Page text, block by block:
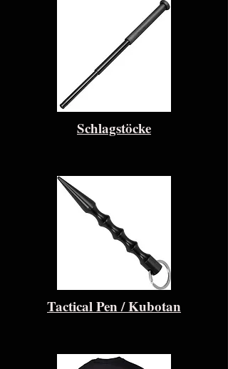
Schlagstöcke
Tactical Pen / Kubotan